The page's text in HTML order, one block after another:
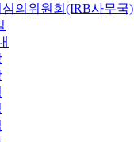
의위원회(IRB사무국)